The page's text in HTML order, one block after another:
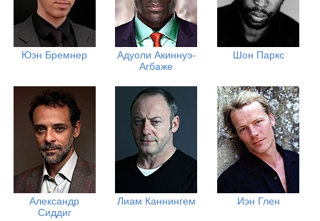
Юэн Бремнер
Адуоли Акиннуэ-
Агбаже
Шон Паркс
Александр
Сиддиг
Лиам Каннингем Иэн Глен